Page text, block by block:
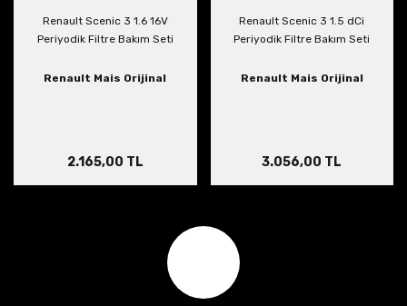
Renault Scenic 3 1.6 16V
Periyodik Filtre Bakım Seti
Renault Mais Orijinal
2.165,00 TL
Renault Scenic 3 1.5 dCi
Periyodik Filtre Bakım Seti
Renault Mais Orijinal
3.056,00 TL